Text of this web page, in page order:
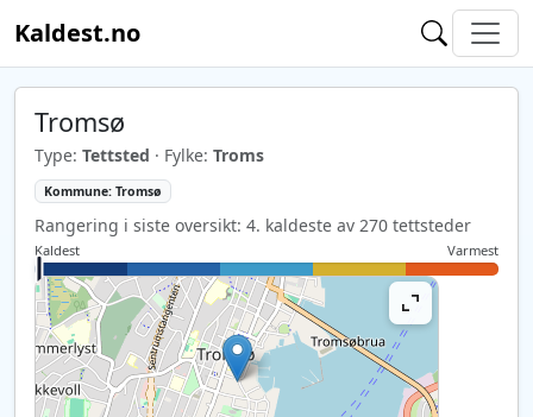
Kaldest.no
Tromsø
Type: Tettsted · Fylke: Troms
Kommune: Tromsø
Rangering i siste oversikt: 4. kaldeste av 270 tettsteder
Kaldest Varmest